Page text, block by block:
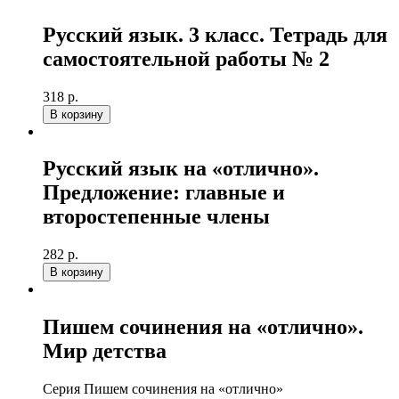
Русский язык. 3 класс. Тетрадь для
самостоятельной работы № 2
318 р.
В корзину
Русский язык на «отлично».
Предложение: главные и
второстепенные члены
282 р.
В корзину
Пишем сочинения на «отлично».
Мир детства
Серия Пишем сочинения на «отлично»